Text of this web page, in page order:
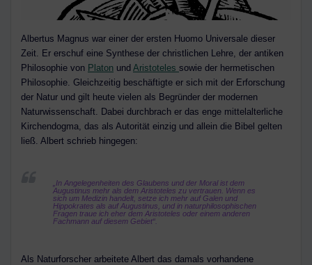
Albertus Magnus war einer der ersten Huomo Universale dieser
Zeit. Er erschuf eine Synthese der christlichen Lehre, der antiken
Philosophie von Platon und Aristoteles sowie der hermetischen
Philosophie. Gleichzeitig beschäftigte er sich mit der Erforschung
der Natur und gilt heute vielen als Begründer der modernen
Naturwissenschaft. Dabei durchbrach er das enge mittelalterliche
Kirchendogma, das als Autorität einzig und allein die Bibel gelten
ließ. Albert schrieb hingegen:
„In Angelegenheiten des Glaubens und der Moral ist dem
Augustinus mehr als dem Aristoteles zu vertrauen. Wenn es
sich um Medizin handelt, setze ich mehr auf Galen und
Hippokrates als auf Augustinus, und in naturphilosophischen
Fragen traue ich eher dem Aristoteles oder einem anderen
Fachmann auf diesem Gebiet“.
Als Naturforscher arbeitete Albert das damals vorhandene